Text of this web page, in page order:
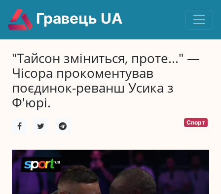
Гравець UA
"Тайсон зміниться, проте..." —
Чісора прокоментував
поєдинок-реванш Усика з
Ф'юрі.
Спорт